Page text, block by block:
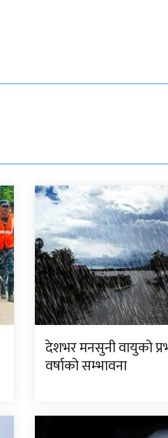
देशभर मनसुनी वायुको
वर्षाको सम्भावना